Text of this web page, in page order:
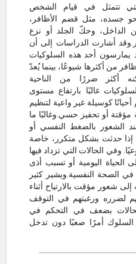
تتمثل في قيام الشخص
جسده، مثل قضم الأظافر،
وحكّ الجلد أو نزع
أشارت الدراسات إلى أن
يمارسون أحد هذه السلوكيات
من أكثرها شيوعًا، بينما يُعدّ
أكثر ضررًا من الناحية
غالبًا بارتفاع مستوى
كوسيلة غير واعية لتنظيم
أو تحفيز حسي.وغالبًا ما
الشعور بالضغط النفسي أو
إذا حدثت بشكل متكرر، خاصة
وفي الحالات التي تزداد فيها
الحياة اليومية أو تسبب أذى
الصحة النفسية.ويشير كثير
شعور مؤقت بالارتياح أثناء
لضرره ورغبتهم في التوقف
بضعف في التحكم في
السلوك أمرًا صعبًا دون تدخل